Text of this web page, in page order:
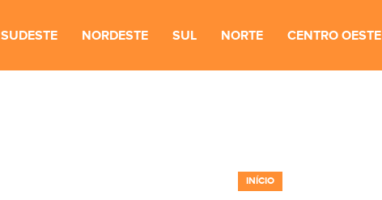
SUDESTE NORDESTE SUL NORTE CENTRO OESTE
INÍCIO